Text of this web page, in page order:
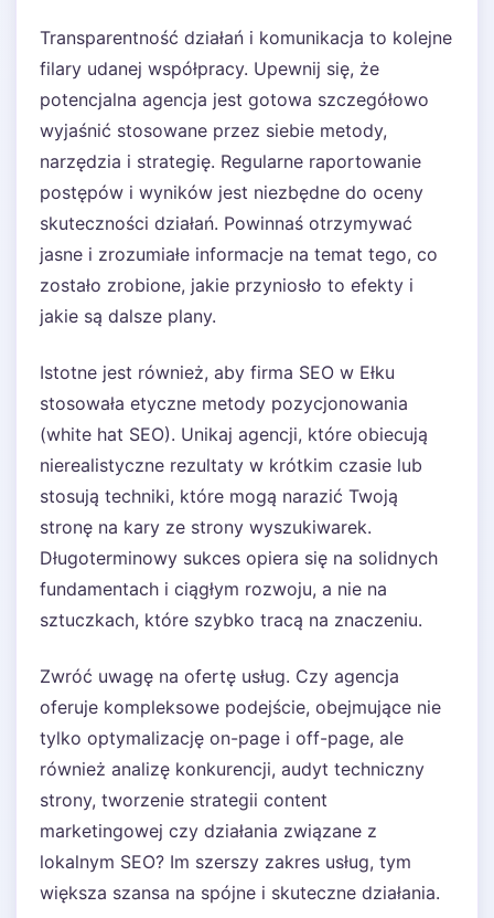
Transparentność działań i komunikacja to kolejne
filary udanej współpracy. Upewnij się, że
potencjalna agencja jest gotowa szczegółowo
wyjaśnić stosowane przez siebie metody,
narzędzia i strategię. Regularne raportowanie
postępów i wyników jest niezbędne do oceny
skuteczności działań. Powinnaś otrzymywać
jasne i zrozumiałe informacje na temat tego, co
zostało zrobione, jakie przyniosło to efekty i
jakie są dalsze plany.
Istotne jest również, aby firma SEO w Ełku
stosowała etyczne metody pozycjonowania
(white hat SEO). Unikaj agencji, które obiecują
nierealistyczne rezultaty w krótkim czasie lub
stosują techniki, które mogą narazić Twoją
stronę na kary ze strony wyszukiwarek.
Długoterminowy sukces opiera się na solidnych
fundamentach i ciągłym rozwoju, a nie na
sztuczkach, które szybko tracą na znaczeniu.
Zwróć uwagę na ofertę usług. Czy agencja
oferuje kompleksowe podejście, obejmujące nie
tylko optymalizację on-page i off-page, ale
również analizę konkurencji, audyt techniczny
strony, tworzenie strategii content
marketingowej czy działania związane z
lokalnym SEO? Im szerszy zakres usług, tym
większa szansa na spójne i skuteczne działania.